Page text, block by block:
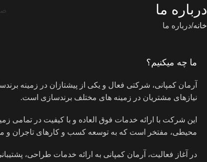
درباره ما
خانه درباره ما
ما چه میکنیم؟
نیازهای مشتریان در زمینه های مختلف برندسازی است.
این شرکت با ارائه خدمات فوق العاده و با کیفیت در تمامی
محیطی، مفتخر است که به توسعه کسب و کارهای تاجران و
در آغاز فعالیت‌، آرمان کمپانی به ارائه خدمات طراحی،